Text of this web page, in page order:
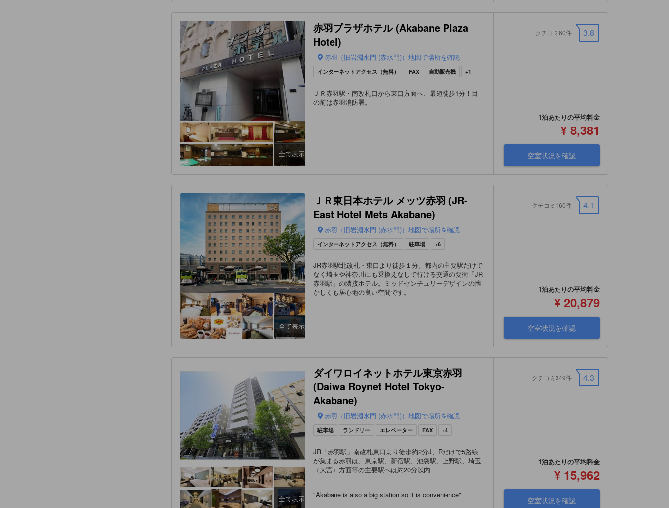
全て表示
赤羽プラザホテル (Akabane Plaza
Hotel)
赤羽（旧岩淵水門 (赤水門)）地図で場所を確認
インターネットアクセス（無料） FAX 自動販売機 +1
ＪＲ赤羽駅・南改札口から東口方面へ、最短徒歩1分！目
の前は赤羽消防署。
3.8
クチコミ60件
1泊あたりの平均料金
¥ 8,381
空室状況を確認
全て表示
ＪＲ東日本ホテル メッツ赤羽 (JR-
East Hotel Mets Akabane)
赤羽（旧岩淵水門 (赤水門)）地図で場所を確認
インターネットアクセス（無料） 駐車場 +6
JR赤羽駅北改札・東口より徒歩１分。都内の主要駅だけで
なく埼玉や神奈川にも乗換えなしで行ける交通の要衝「JR
赤羽駅」の隣接ホテル。ミッドセンチュリーデザインの懐
かしくも居心地の良い空間です。
4.1
クチコミ160件
1泊あたりの平均料金
¥ 20,879
空室状況を確認
全て表示
ダイワロイネットホテル東京赤羽
(Daiwa Roynet Hotel Tokyo-
Akabane)
赤羽（旧岩淵水門 (赤水門)）地図で場所を確認
駐車場 ランドリー エレベーター FAX +4
JR「赤羽駅」南改札東口より徒歩約2分J、Rだけで5路線
が集まる赤羽は、東京駅、新宿駅、池袋駅、上野駅、埼玉
（大宮）方面等の主要駅へは約20分以内
"Akabane is also a big station so it is convenience"
4.3
クチコミ349件
1泊あたりの平均料金
¥ 15,962
空室状況を確認